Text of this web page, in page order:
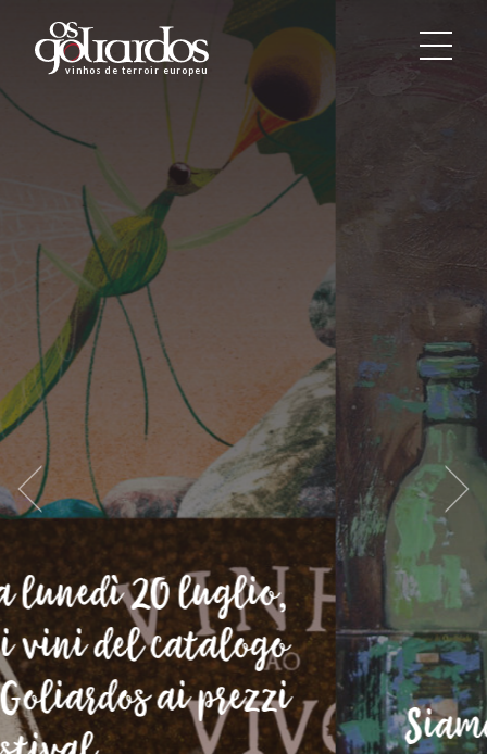
Os
Goliardos
de
Terroir
vinhos de terroir europeus
Siamo Goliardi